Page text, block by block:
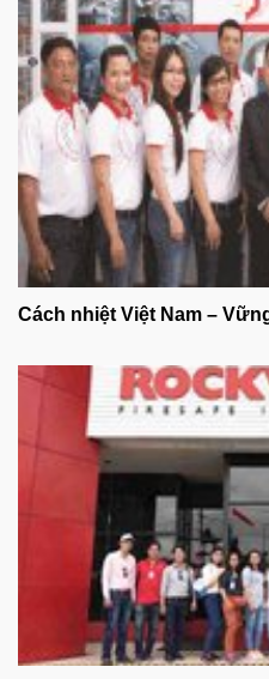
Cách nhiệt Việt Nam –